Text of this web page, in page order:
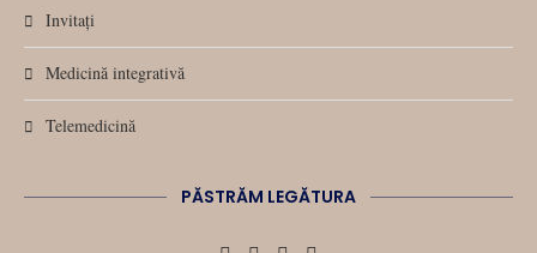
Invitați
Medicină integrativă
Telemedicină
PĂSTRĂM LEGĂTURA